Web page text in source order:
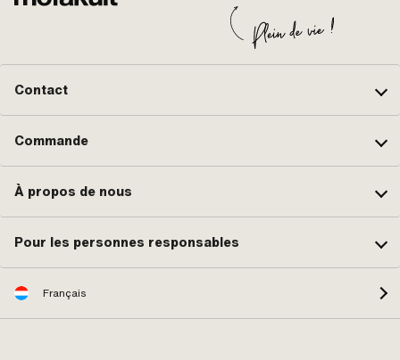
Contact
Commande
À propos de nous
Pour les personnes responsables
Français